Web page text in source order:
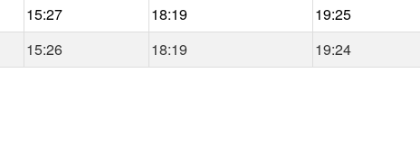
15:27 18:19
19:25
15:26 18:19 19:24